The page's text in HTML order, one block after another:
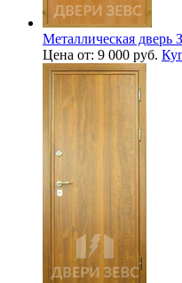
Металлическая дверь
Цена от: 9 000 руб.